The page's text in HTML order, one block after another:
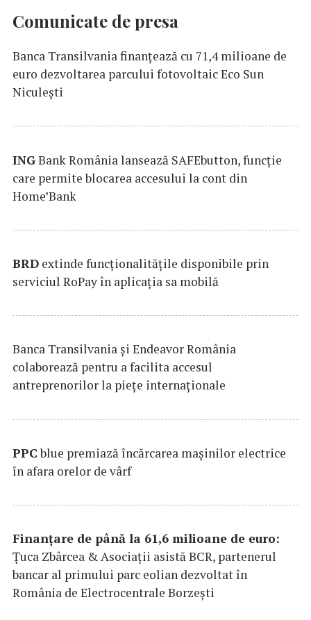
Comunicate de presa
Banca Transilvania finanțează cu 71,4 milioane de
euro dezvoltarea parcului fotovoltaic Eco Sun
Niculești
INGBank România lansează SAFEbutton, funcţie
care permite blocarea accesului la cont din
Home’Bank
BRD extinde funcţionalităţile disponibile prin
serviciul RoPay în aplicaţia sa mobilă
Banca Transilvania şi Endeavor România
colaborează pentru a facilita accesul
antreprenorilor la pieţe internaţionale
PPCblue premiază încărcarea maşinilor electrice
în afara orelor de vârf
Finanțare de până la 61,6 milioane de euro:
Țuca Zbârcea & Asociații asistă BCR, partenerul
bancar al primului parc eolian dezvoltat în
România de Electrocentrale Borzești